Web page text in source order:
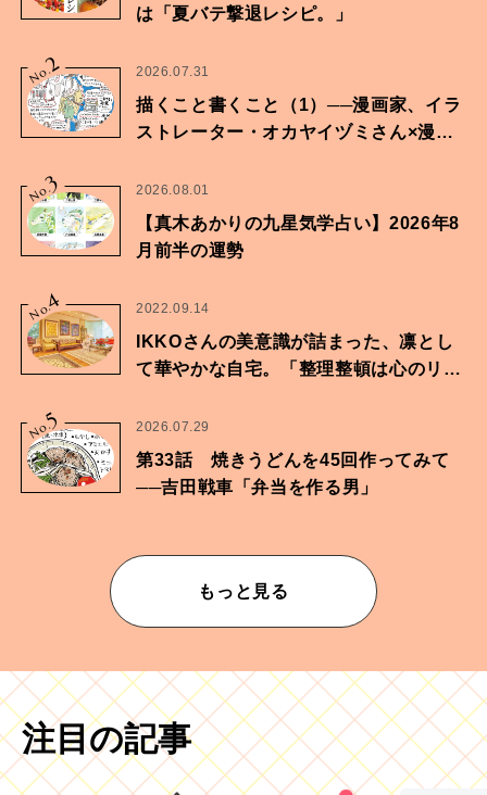
は「夏バテ撃退レシピ。」
No.2 2026.07.31
描くこと書くこと（1）──漫画家、イラ
ストレーター・オカヤイヅミさん×漫画
No.
3 2026.08.01
【真木あかりの九星気学占い】2026年8
月前半の運勢
No.
4 2022.09.14
IKKOさんの美意識が詰まった、凛とし
て華やかな自宅。「整理整頓は心のリズ
No.
5 2026.07.29
第33話 焼きうどんを45回作ってみて
──吉田戦車「弁当を作る男」
もっと見る
注目の記事